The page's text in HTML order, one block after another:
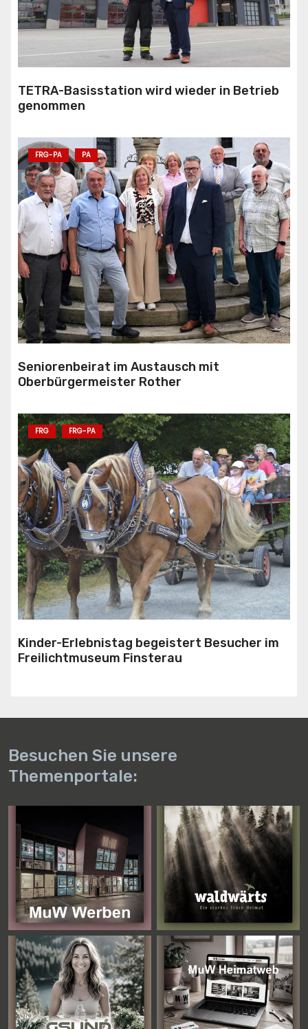
TETRA-Basisstation wird wieder in Betrieb
genommen
FRG-PA PA
Seniorenbeirat im Austausch mit
Oberbürgermeister Rother
FRG FRG-PA
Kinder-Erlebnistag begeistert Besucher im
Freilichtmuseum Finsterau
Besuchen Sie unsere
Themenportale: